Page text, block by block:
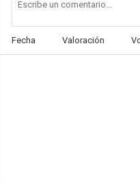
5.0
Fecha Valoración